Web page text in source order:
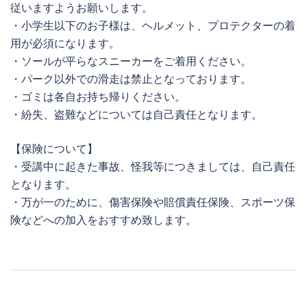
従いますようお願いします。
・小学生以下のお子様は、ヘルメット、プロテクターの着
用が必須になります。
・ソールが平らなスニーカーをご着用ください。
・パーク以外での滑走は禁止となっております。
・ゴミは各自お持ち帰りください。
・紛失、盗難などについては自己責任となります。
【保険について】
・受講中に起きた事故、怪我等につきましては、自己責任
となります。
・万が一のために、傷害保険や賠償責任保険、スポーツ保
険などへの加入をおすすめ致します。